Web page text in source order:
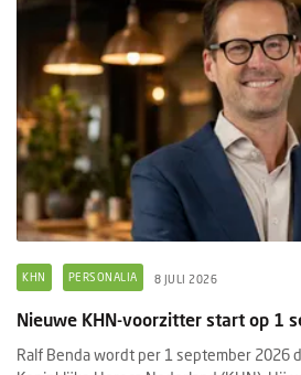
KHN PERSONALIA 8 JULI 2026
Nieuwe KHN-voorzitter start op 1
Ralf Benda wordt per 1 september 2026